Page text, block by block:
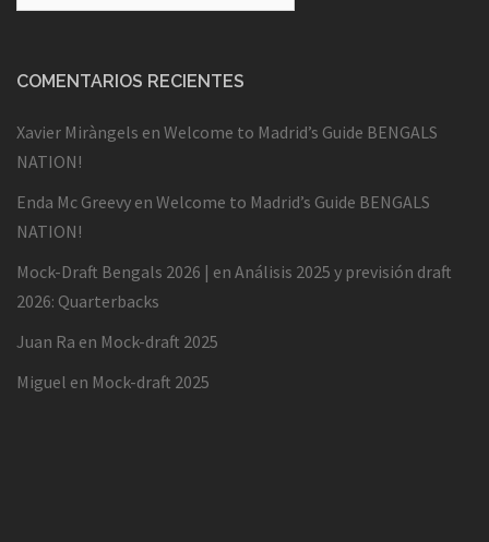
COMENTARIOS RECIENTES
Xavier Miràngels en Welcome to Madrid’s Guide BENGALS
NATION!
Enda Mc Greevy en Welcome to Madrid’s Guide BENGALS
NATION!
Mock-Draft Bengals 2026 | en Análisis 2025 y previsión draft
2026: Quarterbacks
Juan Ra en Mock-draft 2025
Miguel en Mock-draft 2025